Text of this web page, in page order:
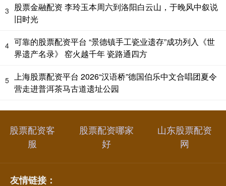
3
股票金融配资 李玲玉本周六到洛阳白云山，于晚风中叙说
旧时光
4 可靠的股票配资平台 “景德镇手工瓷业遗存”成功列入《世
界遗产名录》 窑火越千年 瓷路通四方
5
上海股票配资平台 2026“汉语桥”德国伯乐中文合唱团夏令
营走进普洱茶马古道遗址公园
股票配资客
服
股票配资哪家
好
山东股票配资
网
友情链接：